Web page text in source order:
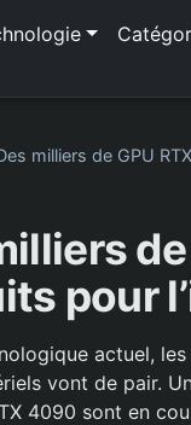
milliers de GPU
pour
actuel,
vont de pair.
4090 sont en